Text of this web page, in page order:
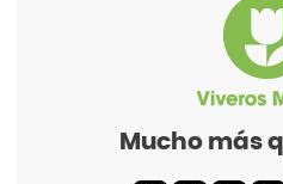
Mucho más